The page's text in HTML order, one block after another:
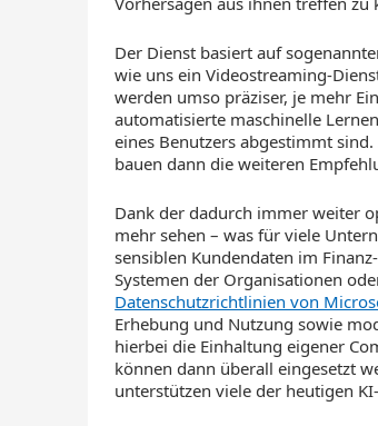
Der Dienst basiert auf
wie uns ein Videostreaming-
werden umso präziser, je mehr
automatisierte maschinelle
eines Benutzers abgestimmt
bauen dann die weiteren
Dank der dadurch immer weiter
mehr sehen – was für viele
sensiblen Kundendaten im
Systemen der Organisationen
Datenschutzrichtlinien von
Erhebung und Nutzung sowie
hierbei die Einhaltung eigener
können dann überall eingesetzt
unterstützen viele der heutigen